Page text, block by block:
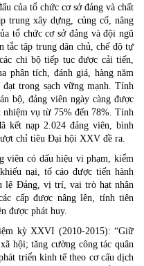
của tổ chức cơ sở đảng và chất
trung xây dựng, củng cố, nâng
tổ chức cơ sở đảng và đội ngũ
tắc tập trung dân chủ, chế độ tự
chi bộ tiếp tục được cải tiến,
phân tích, đánh giá, hàng năm
trong sạch vững mạnh. Tính
bộ, đảng viên ngày càng được
nhiệm vụ từ 75% đến 78%. Tính
kết nạp 2.024 đảng viên, bình
chỉ tiêu Đại hội XXV đề ra.
viên có dấu hiệu vi phạm, kiểm
nại, tố cáo được tiến hành
lệ Đảng, vị trí, vai trò hạt nhân
cấp được nâng lên, tính tiên
được phát huy.
kỳ XXVI (2010-2015): “Giữ
hội; tăng cường công tác quân
triển kinh tế theo cơ cấu dịch